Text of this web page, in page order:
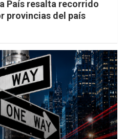
País resalta recorrido
provincias del país